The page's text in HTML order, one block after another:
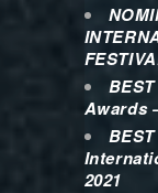
Awards
2021